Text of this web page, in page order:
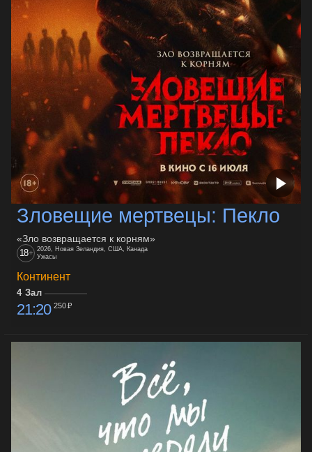
Зловещие мертвецы: Пекло
«Зло возвращается к корням»
18+ 2026, Новая Зеландия, США, Канада
Ужасы
Континент
4 Зал
21:20 250 ₽